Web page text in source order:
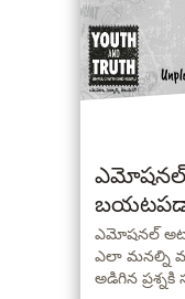
ఎమోషనల్ అటాచ్మెంట్ నుండి
ఎమోషనల్ అటాచ్మెంట్ ఇంకా తప్పని పరిస్థితులలో
ఎలా మనల్ని
అడిగిన